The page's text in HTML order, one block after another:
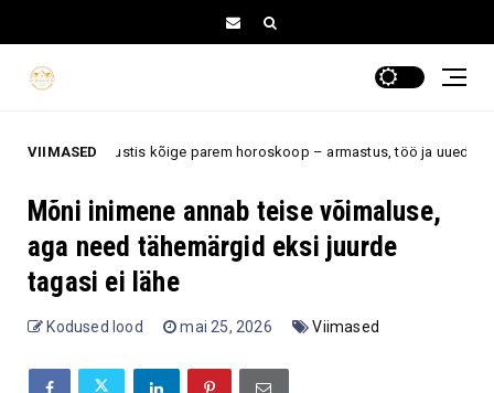
VIIMASEDkõige parem horoskoop – armastus, töö ja uued võimalused
Mõni inimene annab teise võimaluse,
aga need tähemärgid eksi juurde
tagasi ei lähe
Kodused lood mai 25, 2026 Viimased